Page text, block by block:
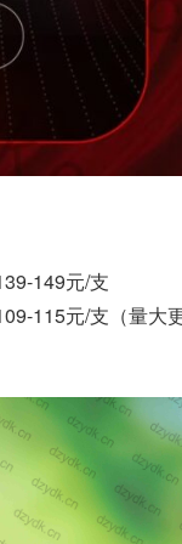
149元/支
115元/支（量大